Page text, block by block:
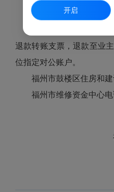
（2）产权注销单；
材料齐全的，市维修资
退款转账支票，退款至业
位指定对公账户。
福州市鼓楼区住房和建
福州市维修资金中心电
开启